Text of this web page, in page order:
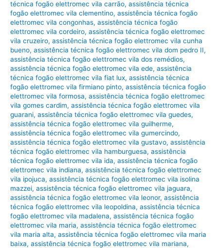
técnica fogão elettromec vila carrão,assistência técnica
fogão elettromec vila clementino,assistência técnica fogão
elettromec vila congonhas,assistência técnica fogão
elettromec vila cordeiro,assistência técnica fogão elettromec
vila cruzeiro,assistência técnica fogão elettromec vila cunha
bueno,assistência técnica fogão elettromec vila dom pedro II,
assistência técnica fogão elettromec vila dos remédios,
assistência técnica fogão elettromec vila ede,assistência
técnica fogão elettromec vila fiat lux,assistência técnica
fogão elettromec vila firmiano pinto,assistência técnica fogão
elettromec vila formosa,assistência técnica fogão elettromec
vila gomes cardim,assistência técnica fogão elettromec vila
guarani,assistência técnica fogão elettromec vila guedes,
assistência técnica fogão elettromec vila guilherme,
assistência técnica fogão elettromec vila gumercindo,
assistência técnica fogão elettromec vila gustavo,assistência
técnica fogão elettromec vila hamburguesa,assistência
técnica fogão elettromec vila ida,assistência técnica fogão
elettromec vila indiana,assistência técnica fogão elettromec
vila ipojuca,assistência técnica fogão elettromec vila isolina
mazzei,assistência técnica fogão elettromec vila jaguara,
assistência técnica fogão elettromec vila leonor,assistência
técnica fogão elettromec vila leopoldina,assistência técnica
fogão elettromec vila madalena,assistência técnica fogão
elettromec vila maria,assistência técnica fogão elettromec
vila maria alta,assistência técnica fogão elettromec vila maria
baixa,assistência técnica fogão elettromec vila mariana,